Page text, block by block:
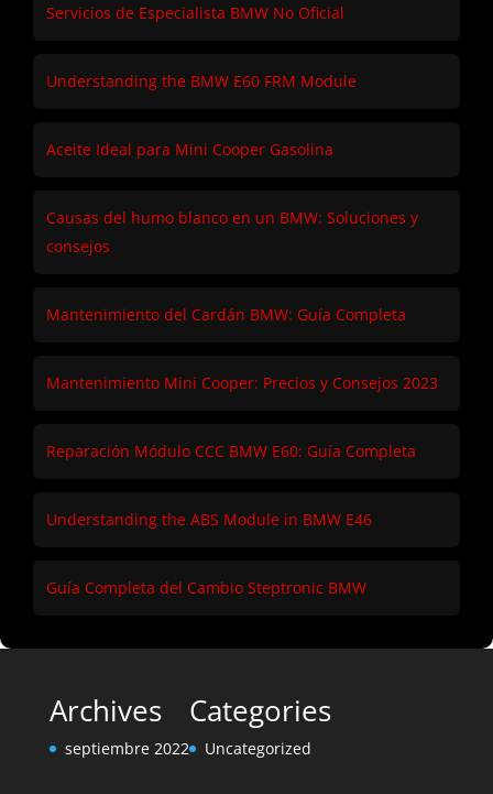
Servicios de Especialista BMW No Oficial
Understanding the BMW E60 FRM Module
Aceite Ideal para Mini Cooper Gasolina
Causas del humo blanco en un BMW: Soluciones y
consejos
Mantenimiento del Cardán BMW: Guía Completa
Mantenimiento Mini Cooper: Precios y Consejos 2023
Reparación Módulo CCC BMW E60: Guía Completa
Understanding the ABS Module in BMW E46
Guía Completa del Cambio Steptronic BMW
Archives
septiembre 2022
Categories
Uncategorized